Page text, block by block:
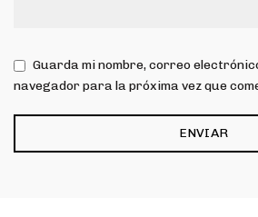
Guarda mi nombre, correo
navegador para la próxima vez que